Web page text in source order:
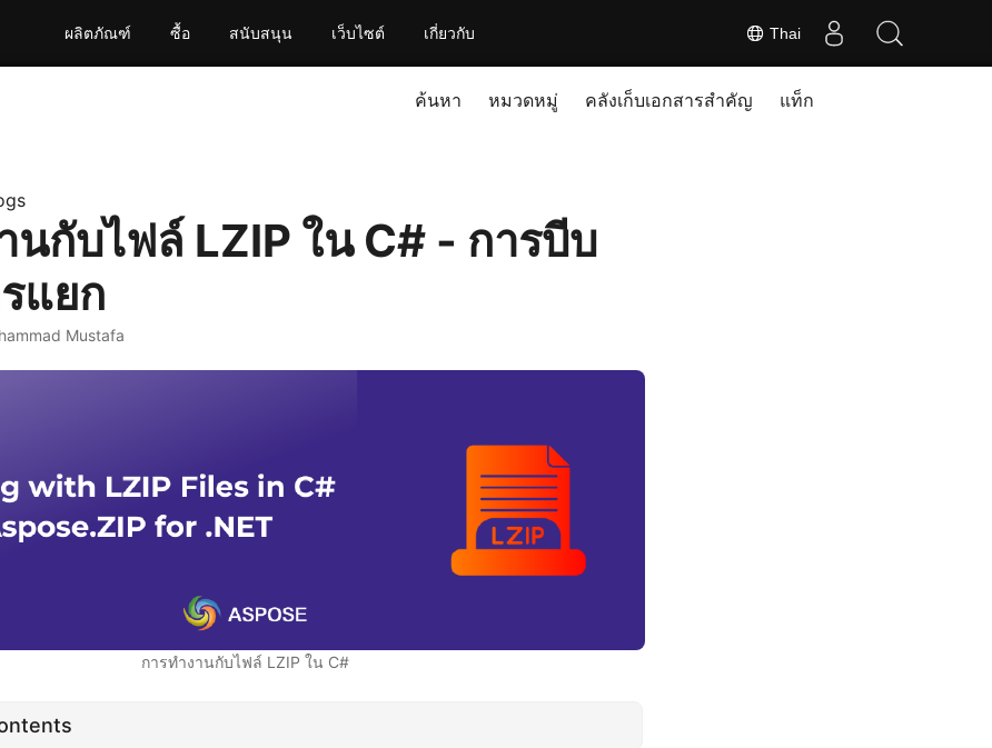
Thai
ผลิตภัณฑ์ ซื้อ สนับสนุน เว็บไซต์ เกี่ยวกับ
ค้นหา หมวดหมู่ คลังเก็บเอกสารสำคัญ แท็ก
นกับไฟล์ LZIP ใน C# - การบีบ
แยก
Mustafa
การทำงานกับไฟล์ LZIP ใน C#